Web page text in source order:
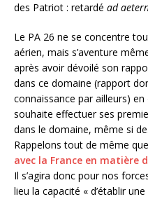
des Patriot : retardé ad
Le PA 26 ne se concentre
aérien, mais s’aventure
après avoir dévoilé son
dans ce domaine (rapport
connaissance par ailleurs)
souhaite effectuer ses
dans le domaine, même si
Rappelons tout de même que
avec la France en matière
Il s’agira donc pour nos
lieu la capacité « d’établir